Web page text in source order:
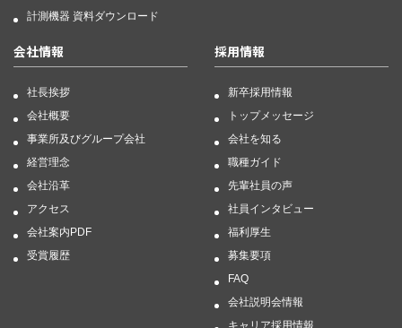
計測機器 資料ダウンロード
会社情報
社長挨拶
会社概要
事業所及びグループ会社
経営理念
会社沿革
アクセス
会社案内PDF
受賞履歴
採用情報
新卒採用情報
トップメッセージ
会社を知る
職種ガイド
先輩社員の声
社員インタビュー
福利厚生
募集要項
FAQ
会社説明会情報
キャリア採用情報